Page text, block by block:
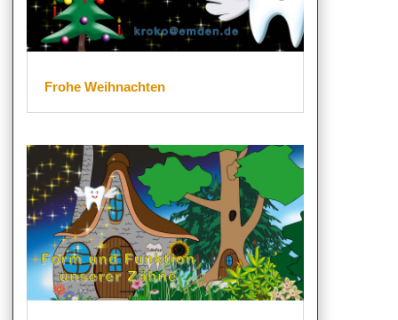
Frohe Weihnachten